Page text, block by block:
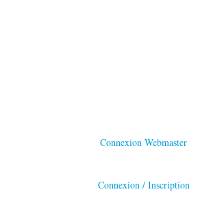
Connexion Webmaster
Connexion / Inscription